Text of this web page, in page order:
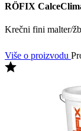
RÖFIX
Krečni fini malter/
Više o proizvodu